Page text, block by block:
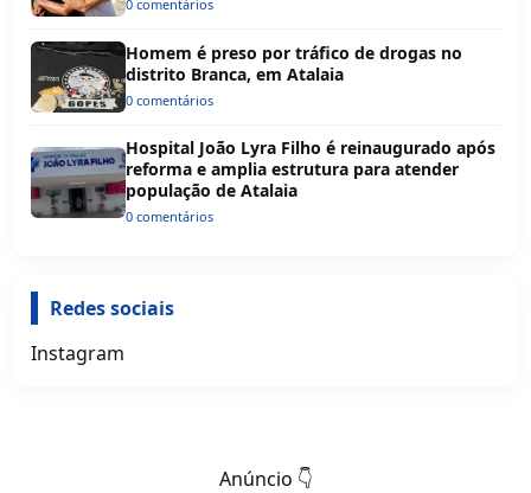
0 comentários
Homem é preso por tráfico de drogas no
distrito Branca, em Atalaia
0 comentários
Hospital João Lyra Filho é reinaugurado após
reforma e amplia estrutura para atender
população de Atalaia
0 comentários
Redes sociais
Instagram
Anúncio 👇